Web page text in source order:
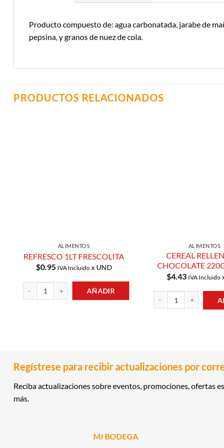
Producto compuesto de: agua carbonatada, jarabe de
pepsina, y granos de nuez de cola.
PRODUCTOS RELACIONADOS
ALIMENTOS
REFRESCO 1LT FRESCOLITA
$0.95 IVA Incluidox UND
AÑADIR
ALIMENTOS
CEREAL
CHOCOLATE
$4.43 IVA Incluido
CEREAL RELLENO DE
Regístrese para recibir actualizaciones por
Reciba actualizaciones sobre eventos, promociones, ofertas
más.
MI BODEGA